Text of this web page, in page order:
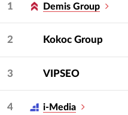
1 Demis Group
2 Kokoc Group
3 VIPSEO
4 i-Media